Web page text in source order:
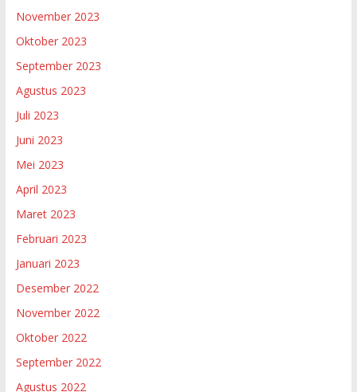
November 2023
Oktober 2023
September 2023
Agustus 2023
Juli 2023
Juni 2023
Mei 2023
April 2023
Maret 2023
Februari 2023
Januari 2023
Desember 2022
November 2022
Oktober 2022
September 2022
Agustus 2022